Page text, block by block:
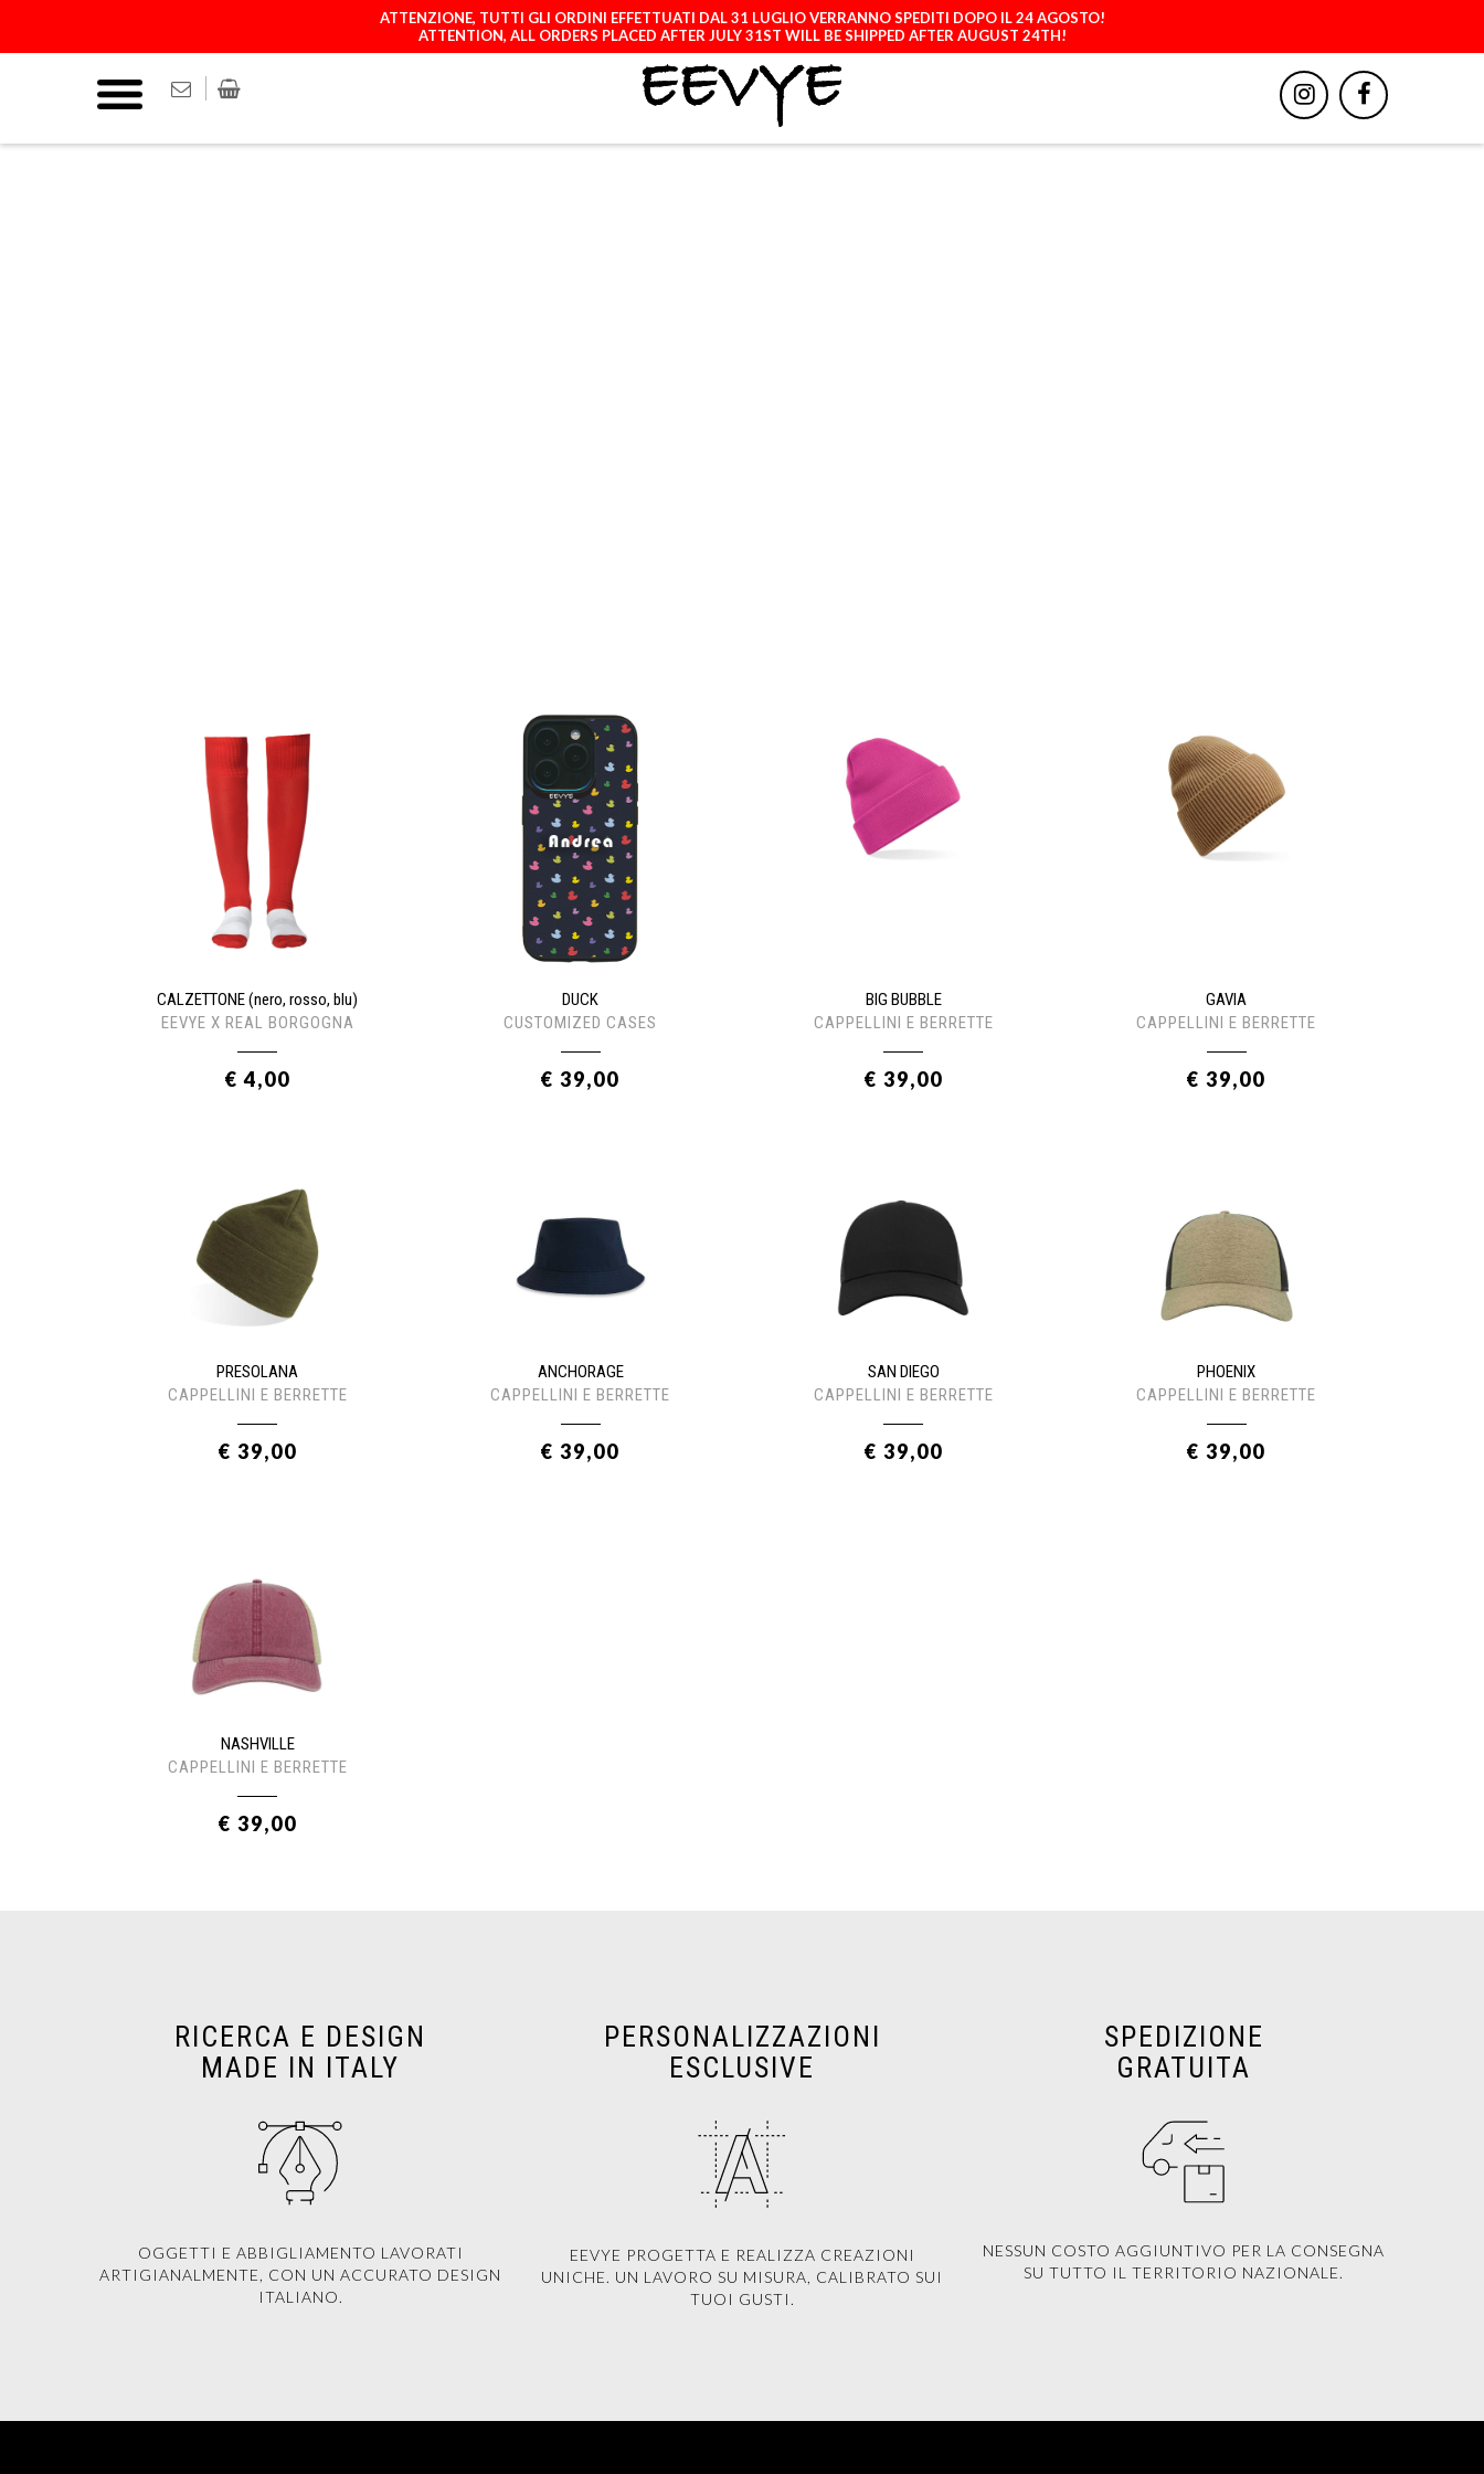
ATTENZIONE, TUTTI GLI ORDINI EFFETTUATI DAL 31 LUGLIO VERRANNO SPEDITI DOPO IL 24 AGOSTO!
ATTENTION, ALL ORDERS PLACED AFTER JULY 31ST WILL BE SHIPPED AFTER AUGUST 24TH!
LICENCES ACCESSORI
CALZETTONE (nero, rosso, blu)
EEVYE X REAL BORGOGNA
€ 4,00
DUCK
CUSTOMIZED CASES
€ 39,00
BIG BUBBLE
CAPPELLINI E BERRETTE
€ 39,00
GAVIA
CAPPELLINI E BERRETTE
€ 39,00
PRESOLANA
CAPPELLINI E BERRETTE
€ 39,00
ANCHORAGE
CAPPELLINI E BERRETTE
€ 39,00
SAN DIEGO
CAPPELLINI E BERRETTE
€ 39,00
PHOENIX
CAPPELLINI E BERRETTE
€ 39,00
NASHVILLE
CAPPELLINI E BERRETTE
€ 39,00
RICERCA E DESIGN
MADE IN ITALY
OGGETTI E ABBIGLIAMENTO LAVORATI
ARTIGIANALMENTE, CON UN ACCURATO DESIGN
ITALIANO.
PERSONALIZZAZIONI
ESCLUSIVE
EEVYE PROGETTA E REALIZZA CREAZIONI
UNICHE. UN LAVORO SU MISURA, CALIBRATO SUI
TUOI GUSTI.
SPEDIZIONE
GRATUITA
NESSUN COSTO AGGIUNTIVO PER LA CONSEGNA
SU TUTTO IL TERRITORIO NAZIONALE.